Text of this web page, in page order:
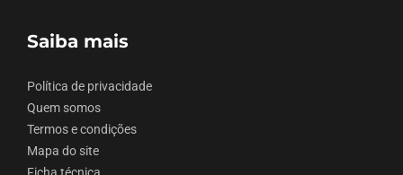
Saiba mais
Política de privacidade
Quem somos
Termos e condições
Mapa do site